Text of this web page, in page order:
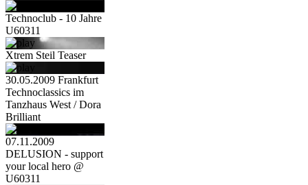
Technoclub - 10 Jahre
U60311
Xtrem Steil Teaser
30.05.2009 Frankfurt
Technoclassics im
Tanzhaus West / Dora
Brilliant
07.11.2009
DELUSION - support
your local hero @
U60311